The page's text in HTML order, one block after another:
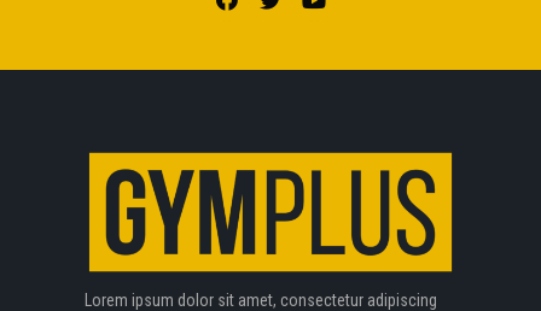
Lorem ipsum dolor sit amet, consectetur adipiscing